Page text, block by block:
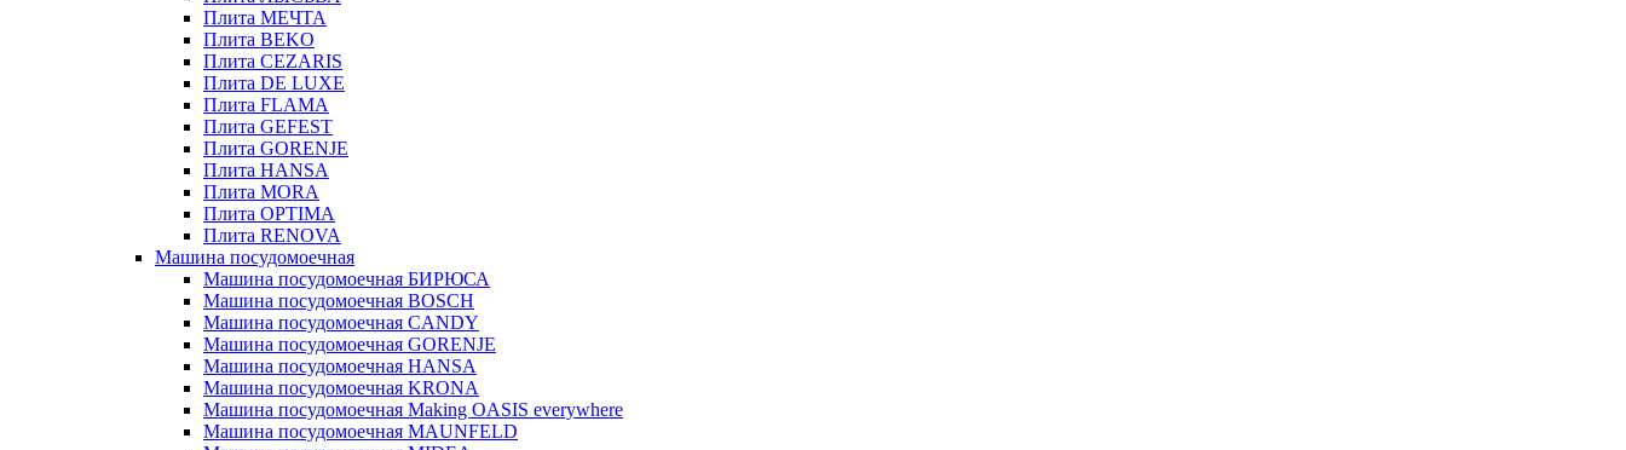
Плита МЕЧТА
Плита BEKO
Плита CEZARIS
Плита DE LUXE
Плита FLAMA
Плита GEFEST
Плита GORENJE
Плита HANSA
Плита MORA
Плита OPTIMA
Плита RENOVA
Машина посудомоечная
Машина посудомоечная БИРЮСА
Машина посудомоечная BOSCH
Машина посудомоечная CANDY
Машина посудомоечная GORENJE
Машина посудомоечная HANSA
Машина посудомоечная KRONA
Машина посудомоечная Making OASIS everywhere
Машина посудомоечная MAUNFELD